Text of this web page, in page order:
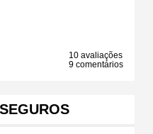
10 avaliações
9 comentários